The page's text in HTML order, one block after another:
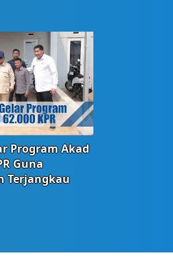
Program Akad
Guna
Terjangkau